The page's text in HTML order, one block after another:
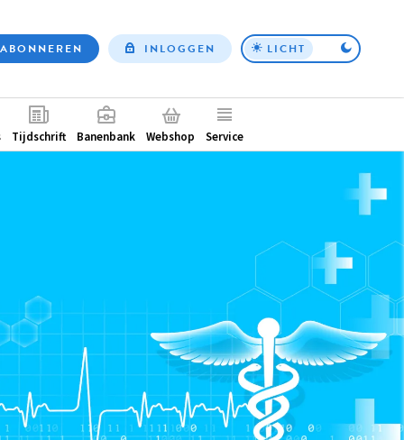
Top
ABONNEREN INLOGGEN LICHT
Tijdschrift Banenbank Webshop Service